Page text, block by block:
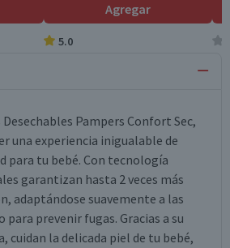
Agregar
5.0
Pampers Confort Sec,
una experiencia inigualable de
para tu bebé. Con tecnología
garantizan hasta 2 veces más
adaptándose suavemente a las
para prevenir fugas. Gracias a su
cuidan la delicada piel de tu bebé,